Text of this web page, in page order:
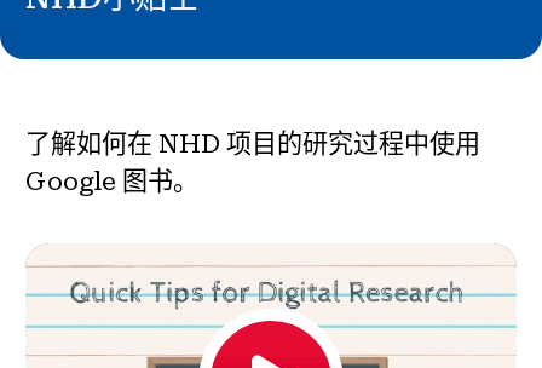
了解如何在 NHD 项目的研究过程中使用
Google 图书。